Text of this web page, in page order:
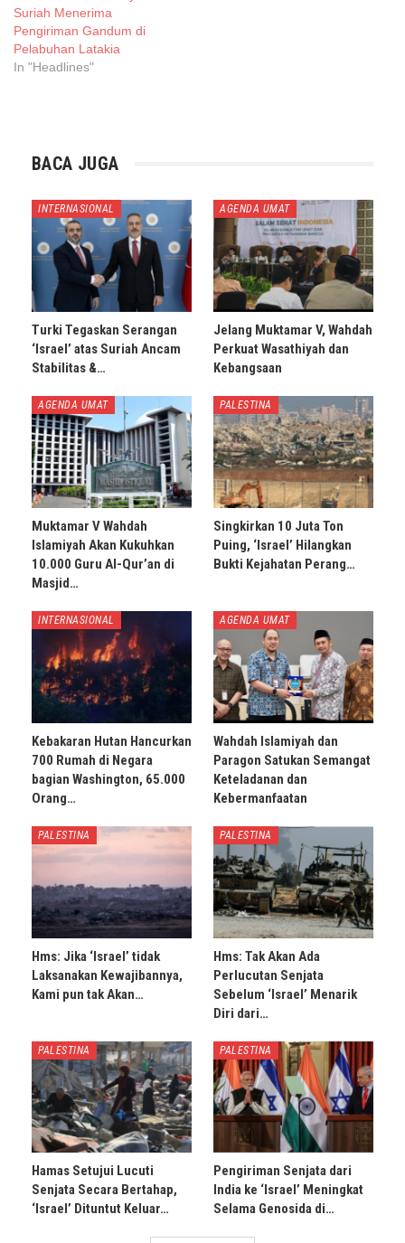
Suriah Menerima
Pengiriman Gandum di
Pelabuhan Latakia
In "Headlines"
BACA JUGA
INTERNASIONAL
Turki Tegaskan Serangan
‘Israel’ atas Suriah Ancam
Stabilitas &…
AGENDA UMAT
Jelang Muktamar V, Wahdah
Perkuat Wasathiyah dan
Kebangsaan
AGENDA UMAT
Muktamar V Wahdah
Islamiyah Akan Kukuhkan
10.000 Guru Al-Qur’an di
Masjid…
PALESTINA
Singkirkan 10 Juta Ton
Puing, ‘Israel’ Hilangkan
Bukti Kejahatan Perang…
INTERNASIONAL
Kebakaran Hutan Hancurkan
700 Rumah di Negara
bagian Washington, 65.000
Orang…
AGENDA UMAT
Wahdah Islamiyah dan
Paragon Satukan Semangat
Keteladanan dan
Kebermanfaatan
PALESTINA
Hms: Jika ‘Israel’ tidak
Laksanakan Kewajibannya,
Kami pun tak Akan…
PALESTINA
Hms: Tak Akan Ada
Perlucutan Senjata
Sebelum ‘Israel’ Menarik
Diri dari…
PALESTINA
Hamas Setujui Lucuti
Senjata Secara Bertahap,
‘Israel’ Dituntut Keluar…
PALESTINA
Pengiriman Senjata dari
India ke ‘Israel’ Meningkat
Selama Genosida di…